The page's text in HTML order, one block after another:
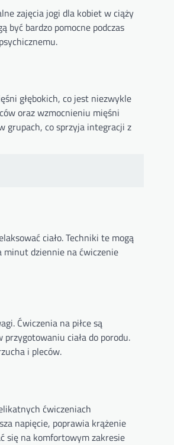
zajęcia jogi dla kobiet w ciąży
być bardzo pomocne podczas
głębokich, co jest niezwykle
oraz wzmocnieniu mięśni
grupach, co sprzyja integracji z
ciało. Techniki te mogą
minut dziennie na ćwiczenie
Ćwiczenia na piłce są
ciała do porodu.
i pleców.
ćwiczeniach
napięcie, poprawia krążenie
się na komfortowym zakresie